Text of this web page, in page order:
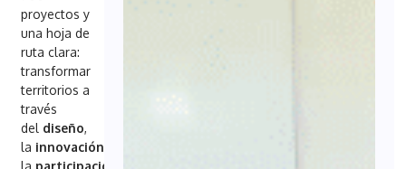
proyectos y
una hoja de
ruta clara:
transformar
territorios a
través
del diseño,
la innovación
la participación